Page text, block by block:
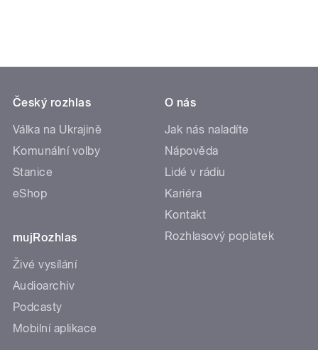
Český rozhlas
Válka na Ukrajině
Komunální volby
Stanice
eShop
mujRozhlas
Živé vysílání
Audioarchiv
Podcasty
Mobilní aplikace
O nás
Jak nás naladíte
Nápověda
Lidé v rádiu
Kariéra
Kontakt
Rozhlasový poplatek